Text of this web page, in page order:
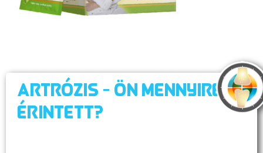
Artrózis - Ön mennyire
érintett?